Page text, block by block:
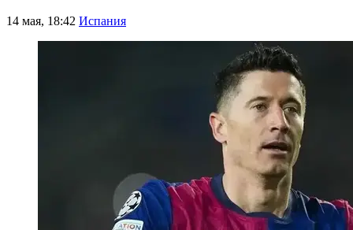
14 мая, 18:42 Испания